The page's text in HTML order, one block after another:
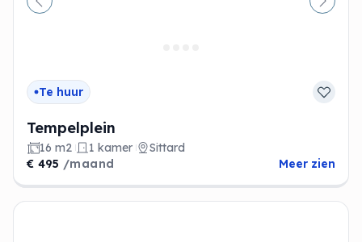
Vorige
Te huur
Tempelplein
16 m2 1 kamer
Sittard
€ 495 /maand Meer zien